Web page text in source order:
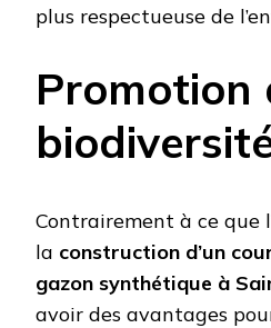
plus respectueuse de
Promotion
Contrairement à ce que
la construction d’un
gazon synthétique à
avoir des avantages